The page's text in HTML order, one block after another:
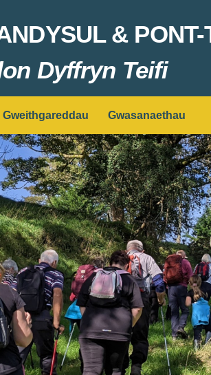
& PONT-
Dyffryn Teifi
Gweithgareddau Gwasanaethau